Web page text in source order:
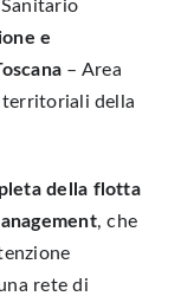
e
– Area
territoriali della
della flotta
, che
rete di